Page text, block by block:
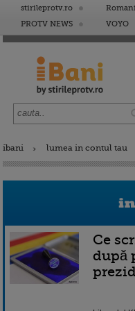
stirileprotv.ro
PROTV NEWS
VOYO
ibani lumea in contul tau
Ce
după